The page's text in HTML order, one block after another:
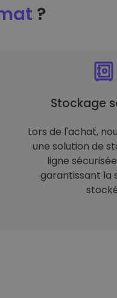
?
Stockage
Lors de l'achat,
une solution de
ligne
garantissant la